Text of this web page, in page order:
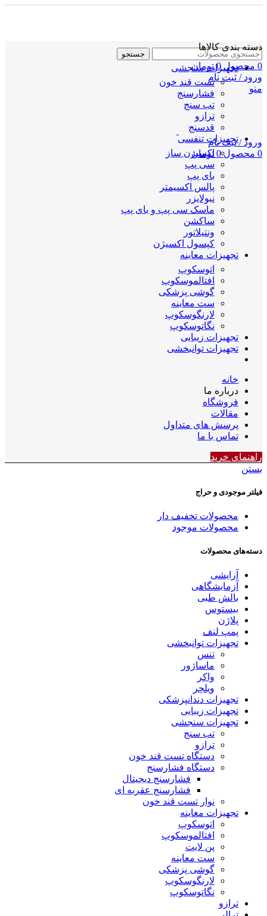
جستجو
0 محصول 0 تومان
ورود / ثبت نام
منو
ورود / ثبت نام
0 محصول 0 تومان
دسته بندی کالاها
تجهیزات سنجشی
تست قند خون
فشارسنج
تب سنج
ترازو
قدسنج
تجهیزات تنفسی
اکسیژن ساز
سی پپ
بای پپ
پالس اکسیمتر
نبولایزر
ماسک سی پپ و بای پپ
ساکشن
ونتیلاتور
کپسول اکسیژن
تجهیزات معاینه
اتوسکوپ
افتالموسکوپ
گوشی پزشکی
ست معاینه
لارنگوسکوپ
نگاتوسکوپ
تجهیزات زیبایی
تجهیزات توانبخشی
خانه
درباره ما
فروشگاه
مقالات
پرسش های متداول
تماس با ما
راهنمای خرید
بستن
فیلتر موجودی و حراج
محصولات تخفیف دار
محصولات موجود
دسته‌های محصولات
آرایشی
آزمایشگاهی
بالش طبی
بیستوس
پلاژن
پمپ لنف
تجهیزات توانبخشی
تنس
ماساژور
واکر
ویلچر
تجهیزات دندانپزشکی
تجهیزات زیبایی
تجهیزات سنجشی
تب سنج
ترازو
دستگاه تست قند خون
دستگاه فشارسنج
فشارسنج دیجیتال
فشارسنج عقربه ای
نوار تست قند خون
تجهیزات معاینه
اتوسکوپ
افتالموسکوپ
پن لایت
ست معاینه
گوشی پزشکی
لارنگوسکوپ
نگاتوسکوپ
ترازو